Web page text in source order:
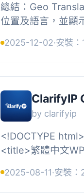
總結：Geo
位置及語言，並顯
護多個站點。, , 問
2025-12-02·安裝：
ClarifyIP
by clarifyip
<!DOCTYPE
<title>繁體中文
2025-08-11·安裝：